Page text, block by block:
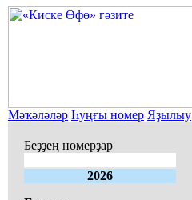
Мәҡәләләр Һуңғы номер Яҙылыу
Беҙҙең номерҙар
2026